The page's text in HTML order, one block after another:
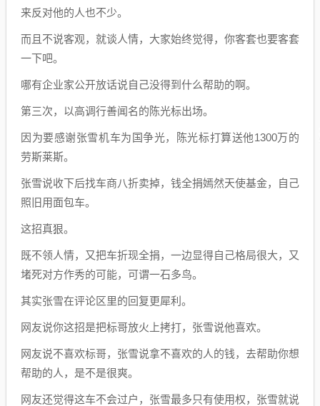
来反对他的人也不少。
而且不说客观，就谈人情，大家始终觉得，你客套也要客套
一下吧。
哪有企业家公开放话说自己没得到什么帮助的啊。
第三次，以高调行善闻名的陈光标出场。
因为要感谢张雪机车为国争光，陈光标打算送他1300万的
劳斯莱斯。
张雪说收下后找车商八折卖掉，钱全捐嫣然天使基金，自己
照旧用面包车。
这招真狠。
既不领人情，又把车折现全捐，一边显得自己格局很大，又
堵死对方作秀的可能，可谓一石多鸟。
其实张雪在评论区里的回复更犀利。
网友说你这招是把标哥放火上拷打，张雪说他喜欢。
网友说不喜欢标哥，张雪说拿不喜欢的人的钱，去帮助你想
帮助的人，是不是很爽。
网友还觉得这车不会过户，张雪最多只有使用权，张雪就说